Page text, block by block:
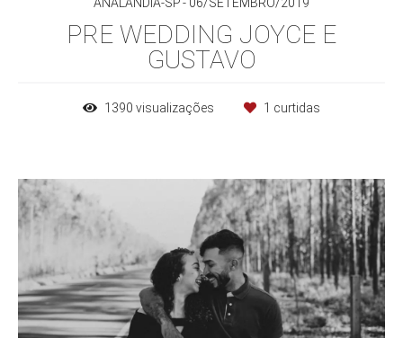
PRE WEDDING JOYCE E
GUSTAVO
1390 visualizações 1 curtidas